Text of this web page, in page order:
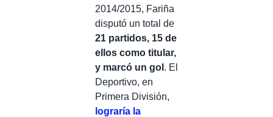
2014/2015, Fariña
disputó un total de
21 partidos, 15 de
ellos como titular,
y marcó un gol . El
Deportivo, en
Primera División,
lograría la